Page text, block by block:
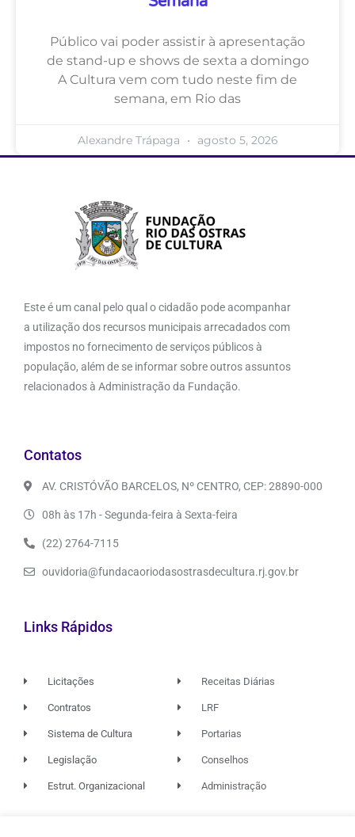
Público vai poder assistir à apresentação
de stand-up e shows de sexta a domingo
A Cultura vem com tudo neste fim de
semana, em Rio das
Alexandre Trápaga agosto 5, 2026
Este é um canal pelo qual o cidadão pode acompanhar
a utilização dos recursos municipais arrecadados com
impostos no fornecimento de serviços públicos à
população, além de se informar sobre outros assuntos
relacionados à Administração da Fundação.
Contatos
AV. CRISTÓVÃO BARCELOS, Nº CENTRO, CEP: 28890-000
08h às 17h - Segunda-feira à Sexta-feira
(22) 2764-7115
ouvidoria@fundacaoriodasostrasdecultura.rj.gov.br
Links Rápidos
Licitações
Contratos
Sistema de Cultura
Legislação
Estrut. Organizacional
Receitas Diárias
LRF
Portarias
Conselhos
Administração